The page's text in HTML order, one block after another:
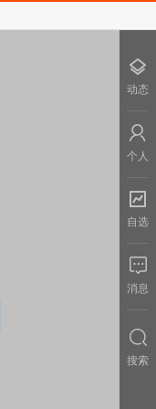
动态
个人
自选
消息
搜索